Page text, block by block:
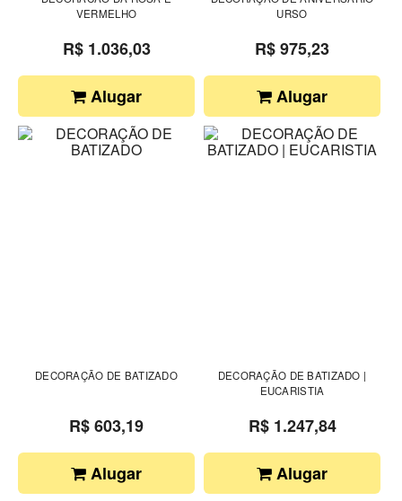
VERMELHO
R$ 1.036,03
Alugar
URSO
R$ 975,23
Alugar
DECORAÇÃO DE BATIZADO
R$ 603,19
Alugar
DECORAÇÃO DE BATIZADO |
EUCARISTIA
R$ 1.247,84
Alugar